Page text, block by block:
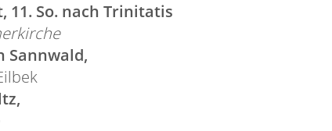
11. So. nach Trinitatis
Sannwald,